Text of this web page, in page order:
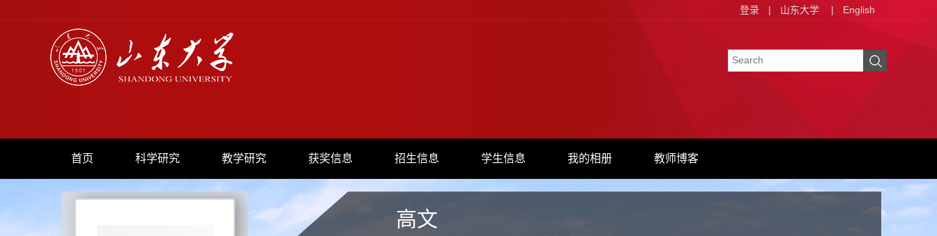
登录 | 山东大学 | English
首页 科学研究 教学研究 获奖信息 招生信息 学生信息 我的相册 教师博客
高文